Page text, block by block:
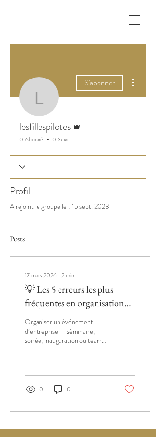
lesfillespilotes
S'abonner
lesfillespilotes
0 Abonné 0 Suivi
Profil
A rejoint le groupe le : 15 sept. 2023
Posts
17 mars 2026 ∙ 2 min
💡 Les 5 erreurs les plus
fréquentes en organisation
d’événements d’entreprise
Organiser un événement
d’entreprise — séminaire,
soirée, inauguration ou team
participants, la marge d’erreur
est mince. Et pourtant,
certaines erreurs reviennent
meilleures équipes ! Chez Les
0 0